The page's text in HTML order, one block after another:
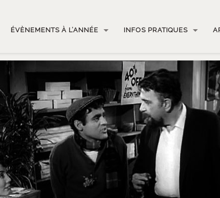
ÉVÈNEMENTS À L’ANNÉE INFOS PRATIQUES